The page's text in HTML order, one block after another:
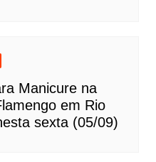
Manicure na
em Rio
sexta (05/09)